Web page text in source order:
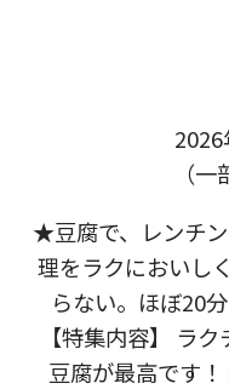
（
★豆腐で、レンチ
理をラクにおいし
らない。ほぼ20
【特集内容】 ラ
豆腐が最高です